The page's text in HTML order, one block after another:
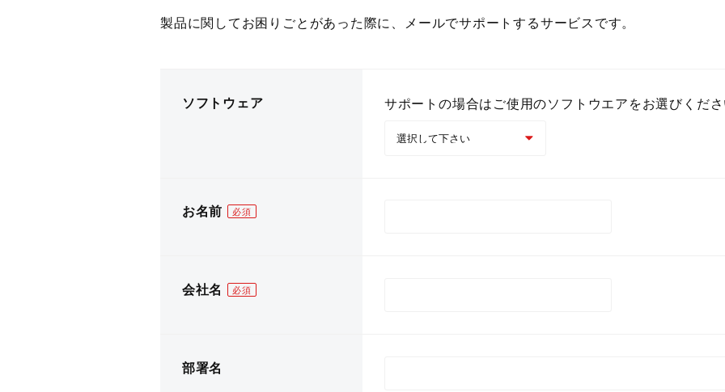
CIMCO 教育＆公共機関向け
製品に関してお困りごとがあった際に、メールでサポートするサービスです。
ソフトウェア サポートの場合はご使用のソフトウエアをお選びくだ
お名前
会社名
部署名